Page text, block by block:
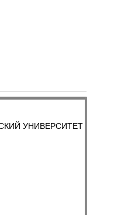
УНИВЕРСИТЕТ